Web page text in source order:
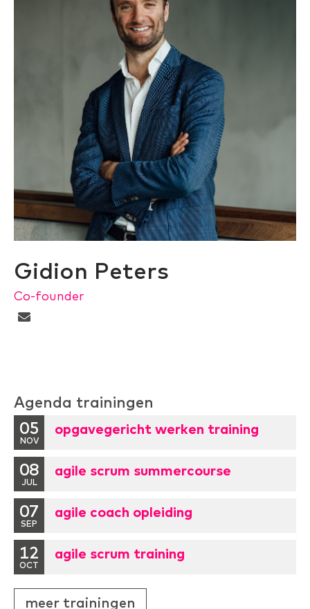
Gidion Peters
Co-founder
Agenda trainingen
05
NOV
opgavegericht werken training
08
JUL
agile scrum summercourse
07
SEP
agile coach opleiding
12
OCT
agile scrum training
meer trainingen